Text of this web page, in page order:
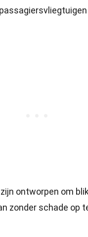
ontworpen om
zonder schade op